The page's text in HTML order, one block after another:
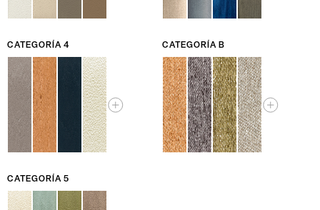
CATEGORÍA 4
CATEGORÍA 5
CATEGORÍA B